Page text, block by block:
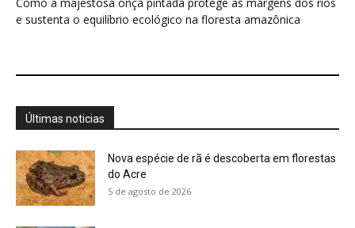
5 de agosto de 2026
Um simples tapete de musgo escondia
5 de agosto de 2026